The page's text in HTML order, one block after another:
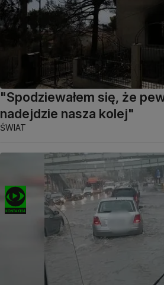
"Spodziewałem się, że
nadejdzie nasza kolej"
ŚWIAT